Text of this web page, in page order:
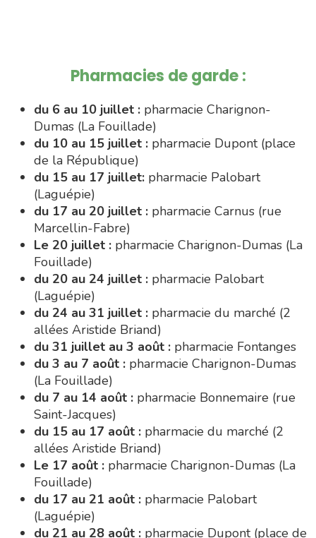
Pharmacies de garde :
du 6 au 10 juillet : pharmacie Charignon-
Dumas (La Fouillade)
du 10 au 15 juillet : pharmacie Dupont (place
de la République)
du 15 au 17 juillet: pharmacie Palobart
(Laguépie)
du 17 au 20 juillet : pharmacie Carnus (rue
Marcellin-Fabre)
Le 20 juillet : pharmacie Charignon-Dumas (La
Fouillade)
du 20 au 24 juillet : pharmacie Palobart
(Laguépie)
du 24 au 31 juillet : pharmacie du marché (2
allées Aristide Briand)
du 31 juillet au 3 août : pharmacie Fontanges
du 3 au 7 août : pharmacie Charignon-Dumas
(La Fouillade)
du 7 au 14 août : pharmacie Bonnemaire (rue
Saint-Jacques)
du 15 au 17 août : pharmacie du marché (2
allées Aristide Briand)
Le 17 août : pharmacie Charignon-Dumas (La
Fouillade)
du 17 au 21 août : pharmacie Palobart
(Laguépie)
du 21 au 28 août : pharmacie Dupont (place de